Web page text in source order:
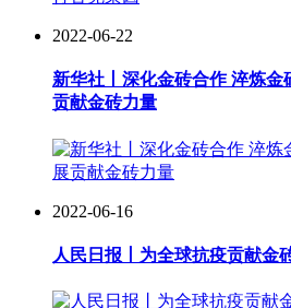
2022-06-22
新华社丨深化金砖合作 淬炼
贡献金砖力量
2022-06-16
人民日报丨为全球抗疫贡献金